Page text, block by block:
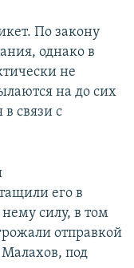
По закону
однако в
не
на до сих
связи с
его в
силу, в том
отправкой
под